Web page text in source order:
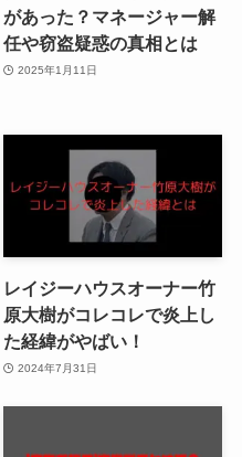
があった？マネージャー解
任や窃盗疑惑の真相とは
2025年1月11日
レイジーハウスオーナー竹
原大樹がコレコレで炎上し
た経緯がやばい！
2024年7月31日